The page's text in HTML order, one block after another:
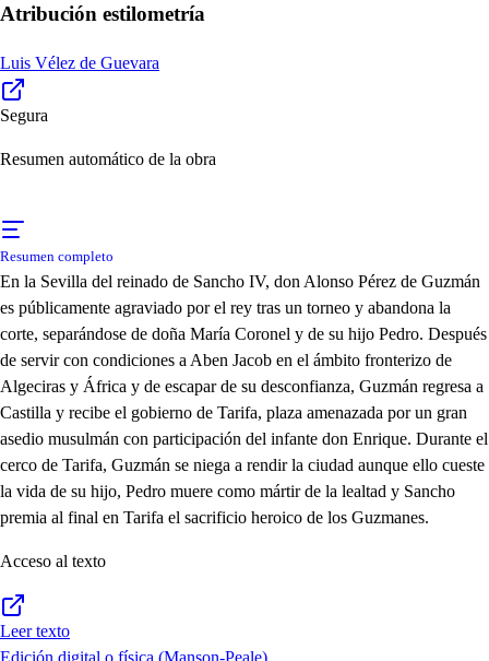
Atribución estilometría
Luis Vélez de Guevara
Segura
Resumen automático de la obra
Resumen completo
En la Sevilla del reinado de Sancho IV, don Alonso Pérez de Guzmán
es públicamente agraviado por el rey tras un torneo y abandona la
corte, separándose de doña María Coronel y de su hijo Pedro. Después
de servir con condiciones a Aben Jacob en el ámbito fronterizo de
Algeciras y África y de escapar de su desconfianza, Guzmán regresa a
Castilla y recibe el gobierno de Tarifa, plaza amenazada por un gran
asedio musulmán con participación del infante don Enrique. Durante el
cerco de Tarifa, Guzmán se niega a rendir la ciudad aunque ello cueste
la vida de su hijo, Pedro muere como mártir de la lealtad y Sancho
premia al final en Tarifa el sacrificio heroico de los Guzmanes.
Acceso al texto
Leer texto